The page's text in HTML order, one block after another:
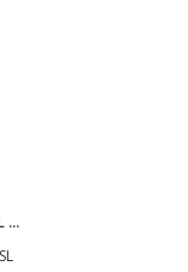
...